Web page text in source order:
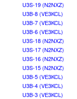
U3S-19 (N2NXZ)
U3B-8 (VE3KCL)
U3B-7 (VE3KCL)
U3B-6 (VE3KCL)
U3S-18 (N2NXZ)
U3S-17 (N2NXZ)
U3S-16 (N2NXZ)
U3S-15 (N2NXZ)
U3B-5 (VE3KCL)
U3B-4 (VE3KCL)
U3B-3 (VE3KCL)